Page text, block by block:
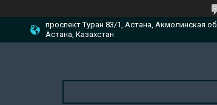
проспект Туран 83/1, Астана, Акмолинская
Астана, Казахстан